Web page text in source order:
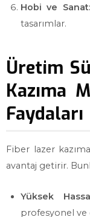
Hobi ve Sanat:
tasarımlar.
Üretim
Kazıma
Faydaları
Fiber lazer
avantaj getirir.
Yüksek
profesyonel ve